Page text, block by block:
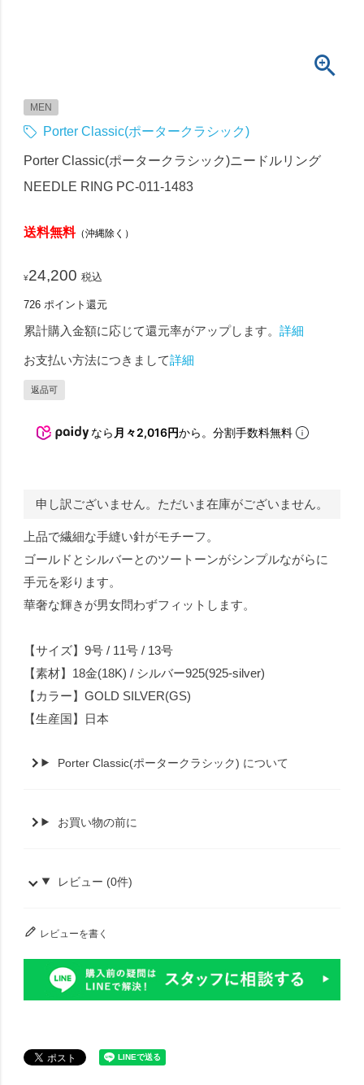
MEN
Porter Classic(ポータークラシック)
Porter Classic(ポータークラシック)ニードルリング
NEEDLE RING PC-011-1483
送料無料（沖縄除く）
¥24,200 税込
726 ポイント還元
累計購入金額に応じて還元率がアップします。詳細
お支払い方法につきまして詳細
返品可
なら 月々2,016円から。分割手数料無料
申し訳ございません。ただいま在庫がございません。
上品で繊細な手縫い針がモチーフ。
ゴールドとシルバーとのツートーンがシンプルながらに
手元を彩ります。
華奢な輝きが男女問わずフィットします。
【サイズ】9号 / 11号 / 13号
【素材】18金(18K) / シルバー925(925-silver)
【カラー】GOLD SILVER(GS)
【生産国】日本
Porter Classic(ポータークラシック) について
お買い物の前に
レビュー (0件)
レビューを書く